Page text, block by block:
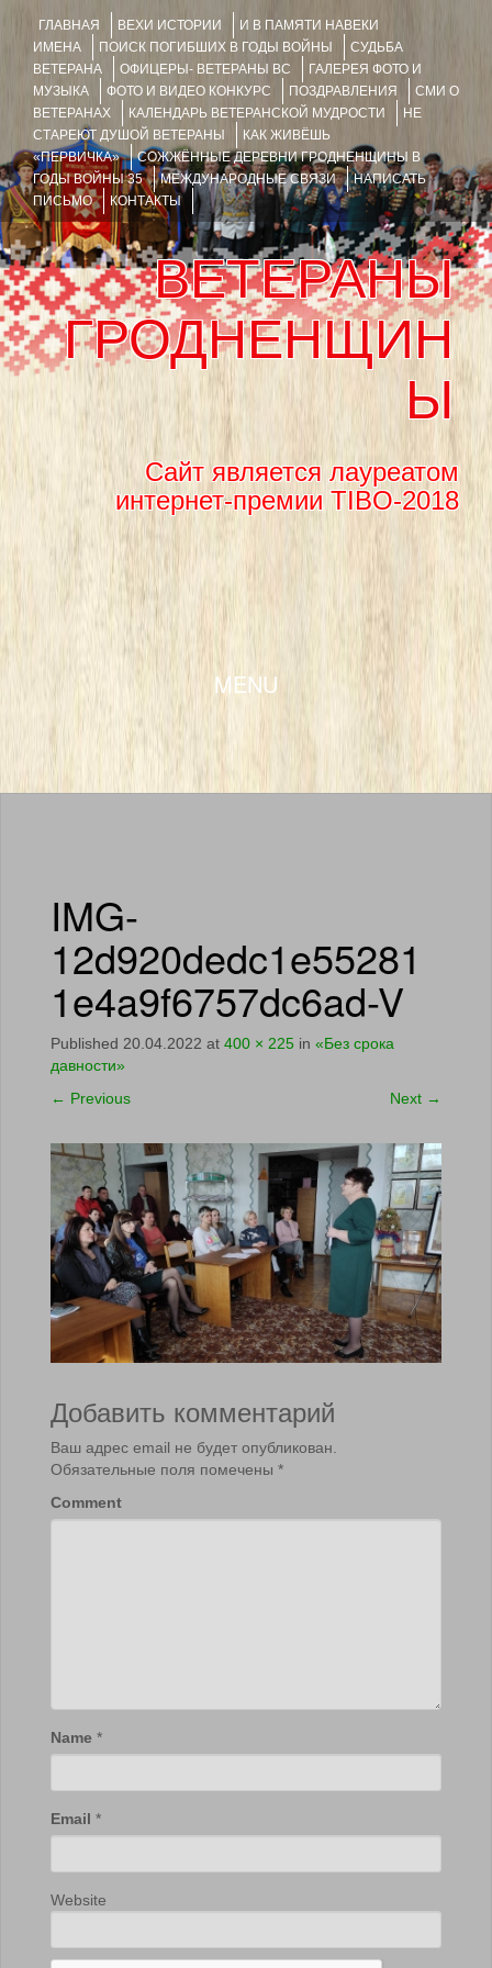
ГЛАВНАЯ ВЕХИ ИСТОРИИ
И В ПАМЯТИ НАВЕКИ
ИМЕНА
ПОИСК ПОГИБШИХ В ГОДЫ ВОЙНЫ
СУДЬБА
ВЕТЕРАНА
ОФИЦЕРЫ- ВЕТЕРАНЫ ВС
ГАЛЕРЕЯ ФОТО И
МУЗЫКА
ФОТО И ВИДЕО КОНКУРС ПОЗДРАВЛЕНИЯ
СМИ О
ВЕТЕРАНАХ
КАЛЕНДАРЬ ВЕТЕРАНСКОЙ МУДРОСТИ
НЕ
СТАРЕЮТ ДУШОЙ ВЕТЕРАНЫ
КАК ЖИВЁШЬ
«ПЕРВИЧКА»
СОЖЖЁННЫЕ ДЕРЕВНИ ГРОДНЕНЩИНЫ В
ГОДЫ ВОЙНЫ 35
МЕЖДУНАРОДНЫЕ СВЯЗИ
НАПИСАТЬ
ПИСЬМО
КОНТАКТЫ
ВЕТЕРАНЫ
ГРОДНЕНЩИН
Ы
Сайт является лауреатом
интернет-премии TIBO-2018
MENU
IMG-
12d920dedc1e55281
1e4a9f6757dc6ad-V
Published 20.04.2022 at 400 × 225 in «Без срока
давности»
← Previous Next →
Добавить комментарий
Ваш адрес email не будет опубликован.
Обязательные поля помечены *
Comment
Name *
Email *
Website